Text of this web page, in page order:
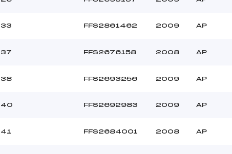
33 FFS2861462 2009 AP
37 FFS2676158 2008 AP
38 FFS2693256 2009 AP
40 FFS2692983 2009 AP
41 FFS2684001 2008 AP